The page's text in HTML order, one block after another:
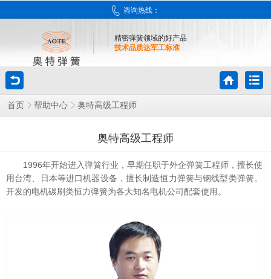
咨询热线：
精密弹簧领域的好产品
技术品质达军工标准
首页 帮助中心 奥特高级工程师
奥特高级工程师
1996年开始进入弹簧行业，早期任职于外企弹簧工程师，擅长使
用台湾、日本等进口机器设备，擅长制造恒力弹簧与钢线型类弹簧。
开发的电机碳刷类恒力弹簧为各大知名电机公司配套使用。